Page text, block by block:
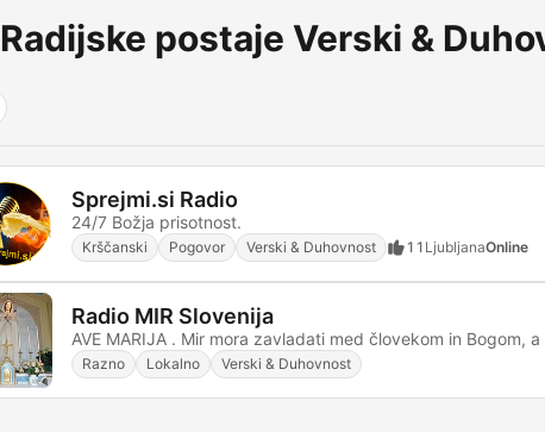
Radijske postaje Verski &
Sprejmi.si Radio
24/7 Božja prisotnost.
Krščanski Pogovor Verski & Duhovnost 11 LjubljanaOnline
Radio MIR Slovenija
Razno Lokalno Verski & Duhovnost